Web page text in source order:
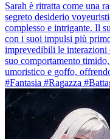
Sarah è ritratta come una
segreto desiderio
complesso e intrigante. Il
con i suoi impulsi più
imprevedibili le interazioni
suo comportamento
umoristico e goffo,
#Fantasia #Ragazza